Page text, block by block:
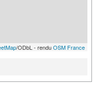
/ODbL - renduOSM France